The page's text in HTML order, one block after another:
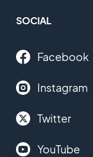
SOCIAL
Facebook
Instagram
Twitter
YouTube